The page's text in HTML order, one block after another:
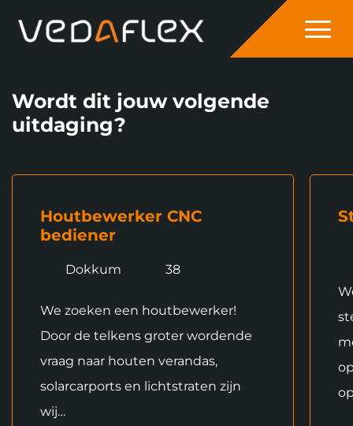
Wordt dit jouw volgende
uitdaging?
Houtbewerker CNC
bediener
Dokkum 38
We zoeken een houtbewerker!
Door de telkens groter wordende
vraag naar houten verandas,
solarcarports en lichtstraten zijn
wij…